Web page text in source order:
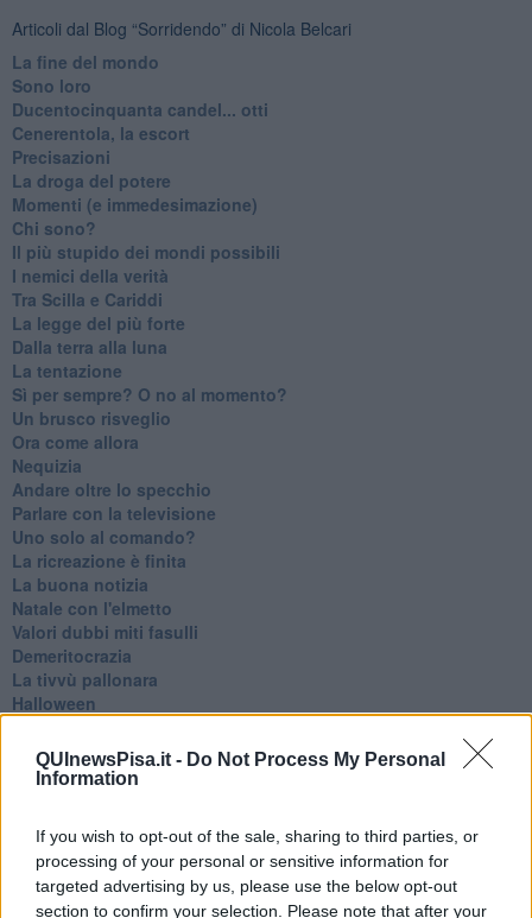
QUInewsPisa.it - Do Not Process My Personal
Information
If you wish to opt-out of the sale, sharing to third parties, or
processing of your personal or sensitive information for
targeted advertising by us, please use the below opt-out
section to confirm your selection. Please note that after your
Articoli dal Blog “Sorridendo” di Nicola Belcari
La fine del mondo
Sono loro
Ducentocinquanta candel... otti
Cenerentola, la escort
Precisazioni
La droga del potere
Momenti (e immedesimazione)
Chi sono?
Il più stupido dei mondi possibili
I nemici della verità
Tra Scilla e Cariddi
La legge del più forte
Dalla terra alla luna
La tentazione
​Sì per sempre? O no al momento?
Un brusco risveglio
Ora come allora
Nequizia
Andare oltre lo specchio
Parlare con la televisione
Uno solo al comando?
La ricreazione è finita
La buona notizia
Natale con l'elmetto
Valori dubbi miti fasulli
Demeritocrazia
La tivvù pallonara
Halloween
Facile profezia
Il terzo compito
La guerricciola delle due rose
La truffa all'anziano
Alla fermata dell'autobus